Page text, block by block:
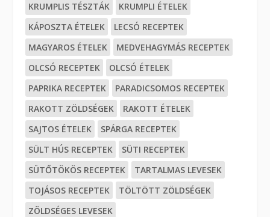
KRUMPLIS TÉSZTÁK
KRUMPLI ÉTELEK
KÁPOSZTA ÉTELEK
LECSÓ RECEPTEK
MAGYAROS ÉTELEK
MEDVEHAGYMÁS RECEPTEK
OLCSÓ RECEPTEK
OLCSÓ ÉTELEK
PAPRIKA RECEPTEK
PARADICSOMOS RECEPTEK
RAKOTT ZÖLDSÉGEK
RAKOTT ÉTELEK
SAJTOS ÉTELEK
SPÁRGA RECEPTEK
SÜLT HÚS RECEPTEK
SÜTI RECEPTEK
SÜTŐTÖKÖS RECEPTEK
TARTALMAS LEVESEK
TOJÁSOS RECEPTEK
TÖLTÖTT ZÖLDSÉGEK
ZÖLDSÉGES LEVESEK